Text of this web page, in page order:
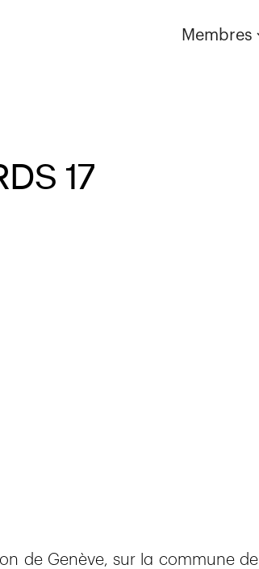
Membres
17
de Genève, sur la commune de